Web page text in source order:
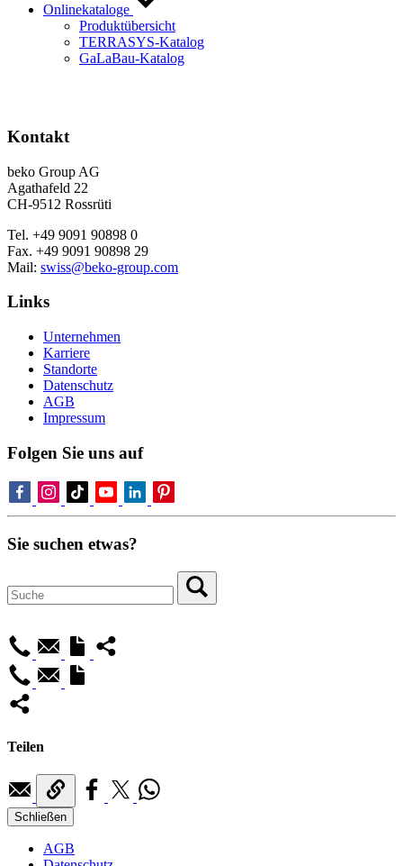
Onlinekataloge
Produktübersicht
TERRASYS-Katalog
GaLaBau-Katalog
Kontakt
beko Group AG
Agathafeld 22
CH-9512 Rossrüti
Tel. +49 9091 90898 0
Fax. +49 9091 90898 29
Mail: swiss@beko-group.com
Links
Unternehmen
Karriere
Standorte
Datenschutz
AGB
Impressum
Folgen Sie uns auf
Sie suchen etwas?
Teilen
Schließen
AGB